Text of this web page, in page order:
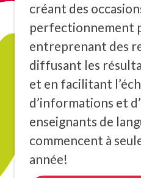
créant des
perfectionnement
entreprenant des
diffusant les
et en facilitant
d’informations et
enseignants de
commencent à
année!